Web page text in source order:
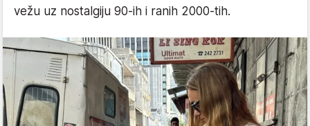
vežu uz nostalgiju 90-ih i ranih 2000-tih.